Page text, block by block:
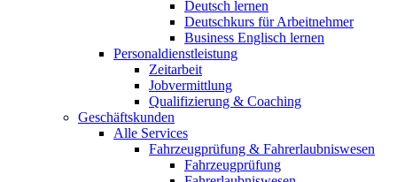
Deutsch lernen
Deutschkurs für Arbeitnehmer
Business Englisch lernen
Personaldienstleistung
Zeitarbeit
Jobvermittlung
Qualifizierung & Coaching
Geschäftskunden
Alle Services
Fahrzeugprüfung & Fahrerlaubniswesen
Fahrzeugprüfung